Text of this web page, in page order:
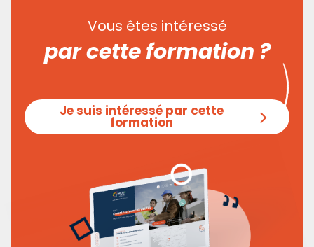
Vous êtes intéressé
par cette formation ?
Je suis intéressé par cette
formation